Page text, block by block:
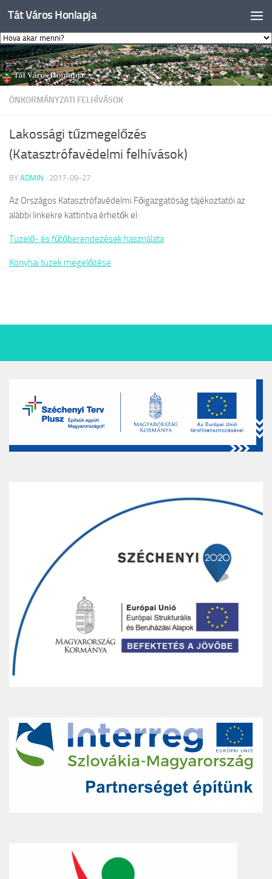
Skip to content
Tát Város Honlapja
ÖNKORMÁNYZATI FELHÍVÁSOK
Lakossági tűzmegelőzés
(Katasztrófavédelmi felhívások)
BY ADMIN · 2017-09-27
Az Országos Katasztrófavédelmi Főigazgatóság tájékoztatói az
alábbi linkekre kattintva érhetők el:
Tüzelő- és fűtőberendezések használata
Konyhai tüzek megelőzése